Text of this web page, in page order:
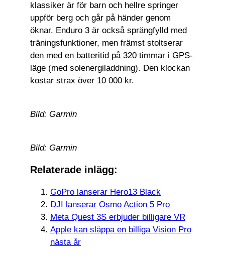
klassiker är för barn och hellre springer
uppför berg och går på händer genom
öknar. Enduro 3 är också sprängfylld med
träningsfunktioner, men främst stoltserar
den med en batteritid på 320 timmar i GPS-
läge (med solenergiladdning). Den klockan
kostar strax över 10 000 kr.
Bild: Garmin
Bild: Garmin
Relaterade inlägg:
GoPro lanserar Hero13 Black
DJI lanserar Osmo Action 5 Pro
Meta Quest 3S erbjuder billigare VR
Apple kan släppa en billiga Vision Pro
nästa år